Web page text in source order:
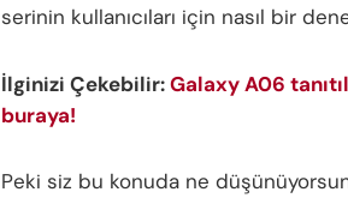
serinin kullanıcıları için nasıl bir
İlginizi Çekebilir:Galaxy A06
buraya!
Peki siz bu konuda ne